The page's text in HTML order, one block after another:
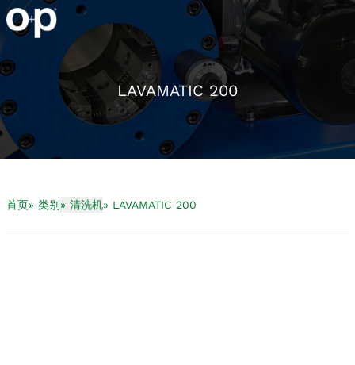
LAVAMATIC 200
首页» 类别 » 清洗机» LAVAMATIC 200